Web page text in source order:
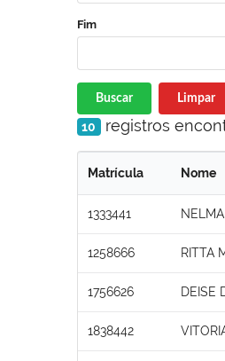
Fim
Buscar Limpar
10 registros
Matrícula Nome
1333441
1258666 RITTA
1756626 DEISE
1838442